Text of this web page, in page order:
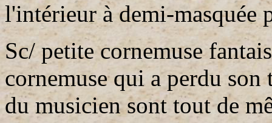
l'intérieur à demi-masquée
Sc/ petite cornemuse
cornemuse qui a perdu
du musicien sont tout de